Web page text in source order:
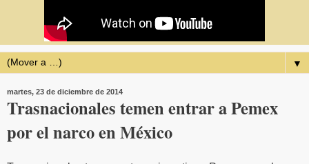
▼
martes, 23 de diciembre de 2014
Trasnacionales temen entrar a Pemex
por el narco en México